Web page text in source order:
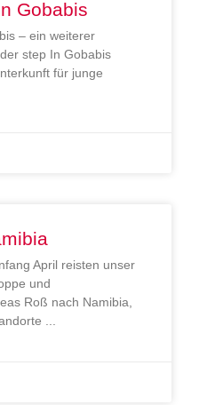
Gobabis
– ein weiterer
step In Gobabis
für junge
April reisten unser
und
Roß nach Namibia,